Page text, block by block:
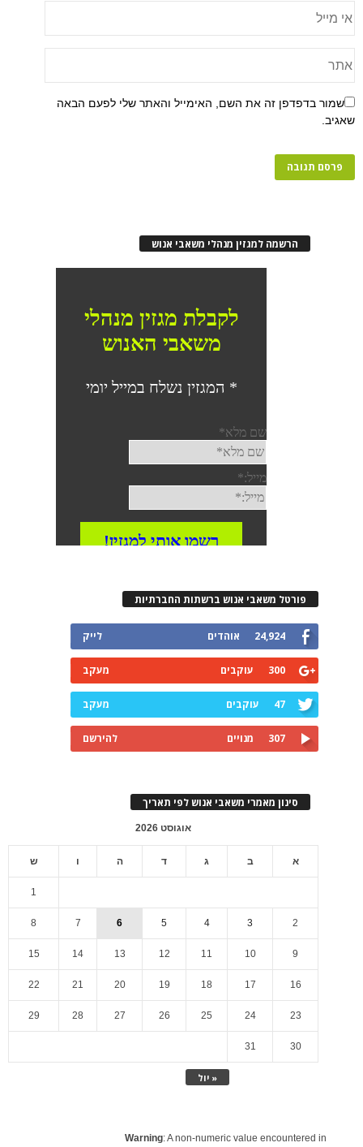
שמור בדפדפן זה את השם, האימייל והאתר שלי לפעם הבאה
שאגיב.
הרשמה למגזין מנהלי משאבי אנוש
פורטל משאבי אנוש ברשתות החברתיות
24,924 אוהדים לייק
300 עוקבים מעקב
47 עוקבים מעקב
307 מנויים להירשם
סינון מאמרי משאבי אנוש לפי תאריך
אוגוסט 2026
א ב ג ד ה ו ש
« יול
1
2
3
4
5
6
7
8
9
10
11
12
13
14
15
16
17
18
19
20
21
22
23
24
25
26
27
28
29
30
31
Warning: A non-numeric value encountered in